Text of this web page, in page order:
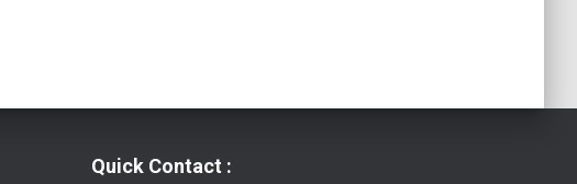
Quick Contact :